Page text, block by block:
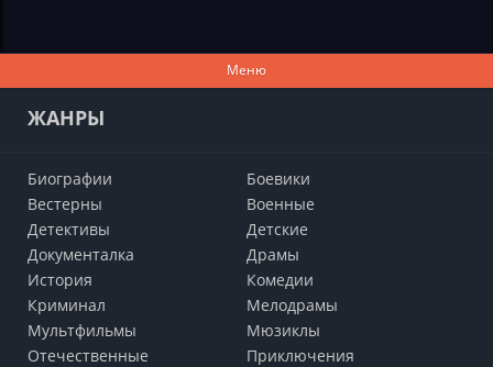
Меню
ЖАНРЫ
Биографии
Боевики
Вестерны
Военные
Детективы
Детские
Документалка
Драмы
История
Комедии
Криминал
Мелодрамы
Мультфильмы
Мюзиклы
Отечественные
Приключения